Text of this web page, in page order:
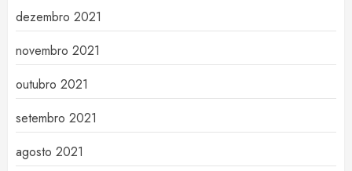
dezembro 2021
novembro 2021
outubro 2021
setembro 2021
agosto 2021